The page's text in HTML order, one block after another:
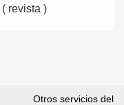
revista )
Otros servicios del